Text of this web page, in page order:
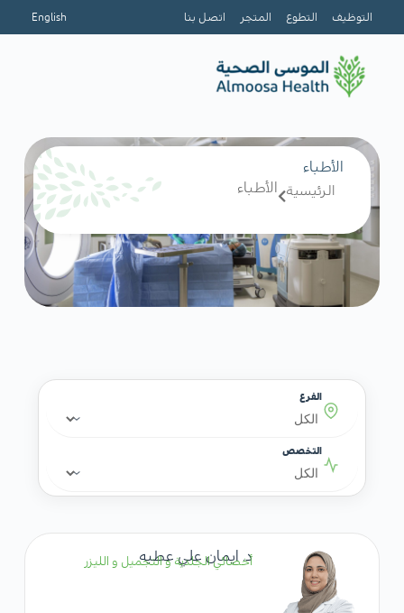
التوظيف التطوع المتجر اتصل بنا English
الأطباء
الرئيسية الأطباء
الفرع
التخصص
د. ايمان علي عطيه
أخصائي الجلدية و التجميل و الليزر